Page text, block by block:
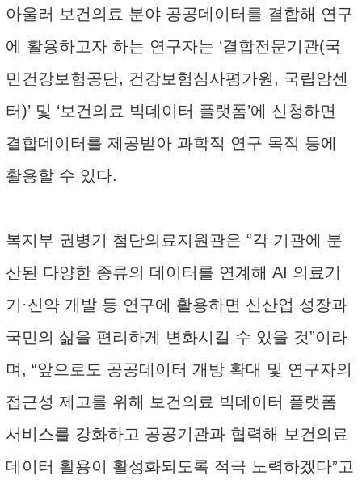
아울러 보건의료 분야 공공데이터를 결합해 연구
에 활용하고자 하는 연구자는 ‘결합전문기관(국
민건강보험공단, 건강보험심사평가원, 국립암센
터)’ 및 ‘보건의료 빅데이터 플랫폼’에 신청하면
결합데이터를 제공받아 과학적 연구 목적 등에
활용할 수 있다.
복지부 권병기 첨단의료지원관은 “각 기관에 분
산된 다양한 종류의 데이터를 연계해 AI 의료기
기·신약 개발 등 연구에 활용하면 신산업 성장과
국민의 삶을 편리하게 변화시킬 수 있을 것”이라
며, “앞으로도 공공데이터 개방 확대 및 연구자의
접근성 제고를 위해 보건의료 빅데이터 플랫폼
서비스를 강화하고 공공기관과 협력해 보건의료
데이터 활용이 활성화되도록 적극 노력하겠다”고